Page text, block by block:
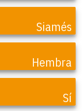
Siamés
Hembra
Sí